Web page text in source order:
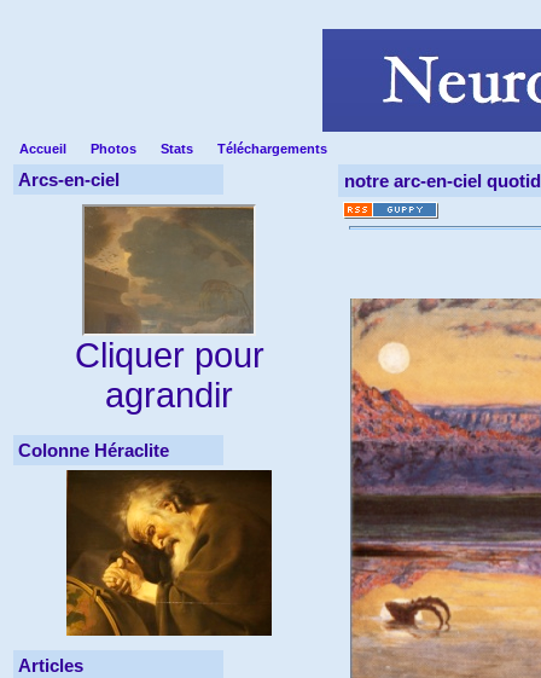
Accueil Photos Stats Téléchargements
Arcs-en-ciel
Cliquer pour
agrandir
Colonne Héraclite
Articles
notre arc-en-ciel